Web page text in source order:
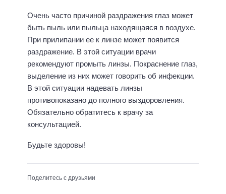
Очень часто причиной раздражения глаз может
быть пыль или пыльца находящаяся в воздухе.
При прилипании ее к линзе может появится
раздражение. В этой ситуации врачи
рекомендуют промыть линзы. Покраснение глаз,
выделение из них может говорить об инфекции.
В этой ситуации надевать линзы
противопоказано до полного выздоровления.
Обязательно обратитесь к врачу за
консультацией.
Будьте здоровы!
Поделитесь с друзьями